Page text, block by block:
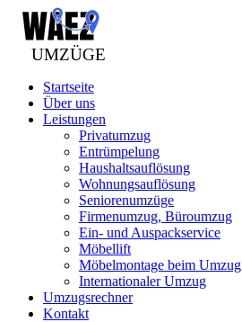
Startseite
Über uns
Leistungen
Privatumzug
Entrümpelung
Haushaltsauflösung
Wohnungsauflösung
Seniorenumzüge
Firmenumzug, Büroumzug
Ein- und Auspackservice
Möbellift
Möbelmontage beim Umzug
Internationaler Umzug
Umzugsrechner
Kontakt